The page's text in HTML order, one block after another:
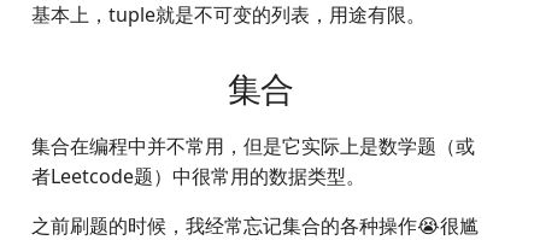
基本上，tuple就是不可变的列表，用途有限。
集合
集合在编程中并不常用，但是它实际上是数学题（或
者Leetcode题）中很常用的数据类型。
之前刷题的时候，我经常忘记集合的各种操作😭很尴